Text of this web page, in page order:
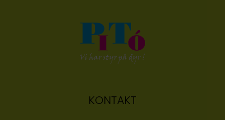
KONTAKT